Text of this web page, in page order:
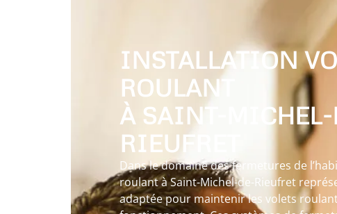
INSTALLATION
ROULANT
À SAINT-MICHEL-
RIEUFRET
Dans le domaine des fermetures de
roulant à Saint-Michel-de-Rieufret
adaptée pour maintenir les volets